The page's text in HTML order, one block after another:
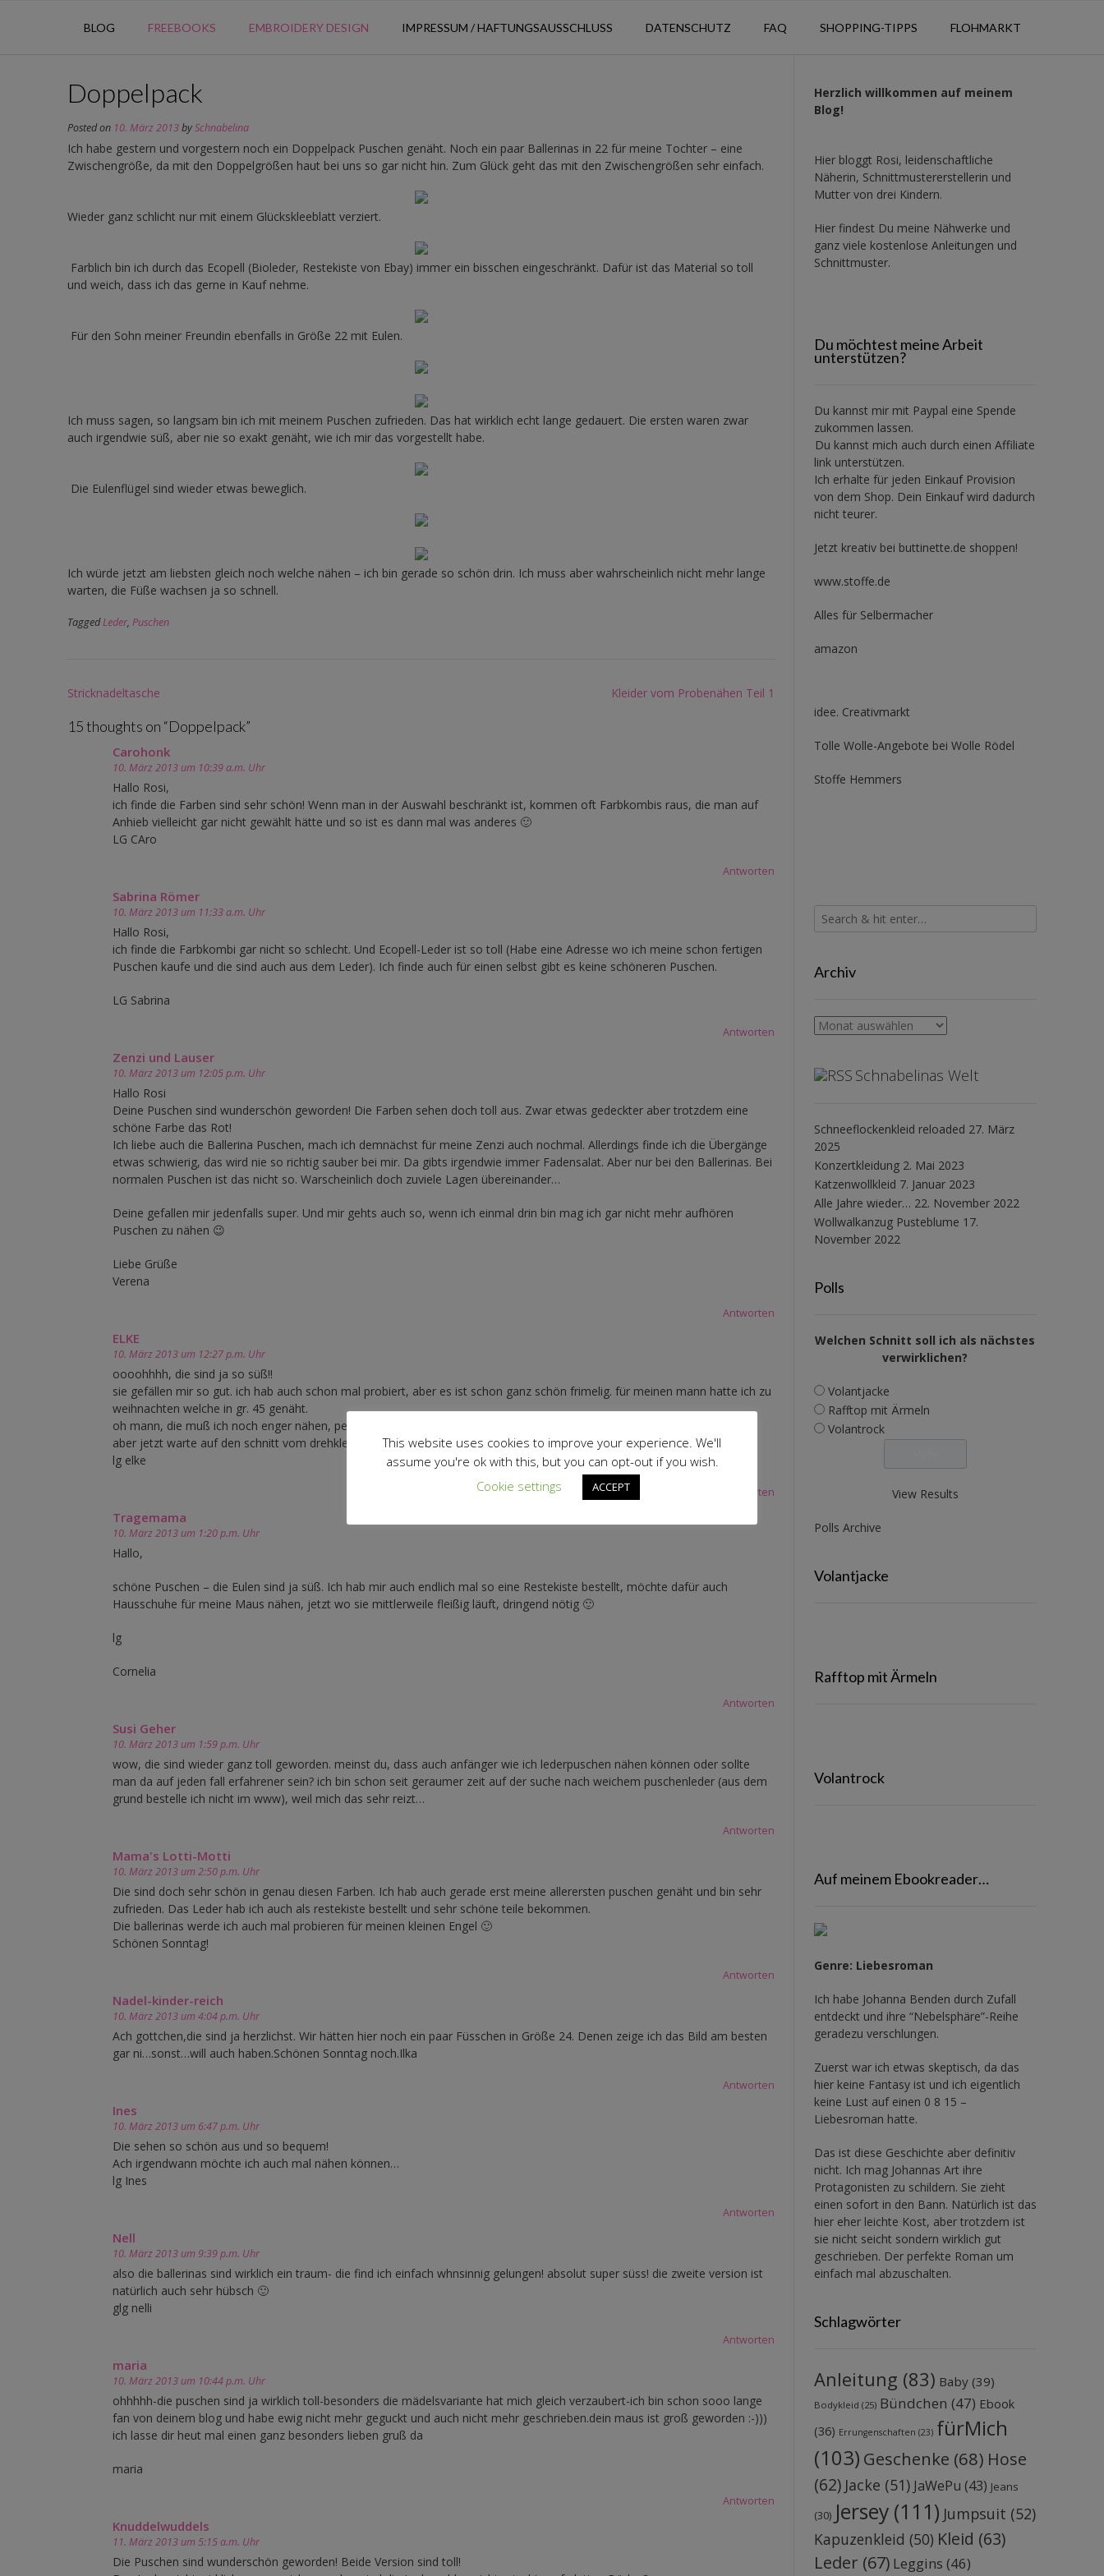
BLOG FREEBOOKS EMBROIDERY DESIGN IMPRESSUM / HAFTUNGSAUSSCHLUSS DATENSCHUTZ FAQ SHOPPING-TIPPS FLOHMARKT
Doppelpack
Posted on 10. März 2013bySchnabelina
Ich habe gestern und vorgestern noch ein Doppelpack Puschen genäht. Noch ein paar Ballerinas in 22 für meine Tochter – eine
Zwischengröße, da mit den Doppelgrößen haut bei uns so gar nicht hin. Zum Glück geht das mit den Zwischengrößen sehr einfach.
Wieder ganz schlicht nur mit einem Glückskleeblatt verziert.
Farblich bin ich durch das Ecopell (Bioleder, Restekiste von Ebay) immer ein bisschen eingeschränkt. Dafür ist das Material so toll
und weich, dass ich das gerne in Kauf nehme.
Für den Sohn meiner Freundin ebenfalls in Größe 22 mit Eulen.
Ich muss sagen, so langsam bin ich mit meinem Puschen zufrieden. Das hat wirklich echt lange gedauert. Die ersten waren zwar
auch irgendwie süß, aber nie so exakt genäht, wie ich mir das vorgestellt habe.
Die Eulenflügel sind wieder etwas beweglich.
Ich würde jetzt am liebsten gleich noch welche nähen – ich bin gerade so schön drin. Ich muss aber wahrscheinlich nicht mehr lange
warten, die Füße wachsen ja so schnell.
TaggedLeder, Puschen
Post
Stricknadeltasche Kleider vom Probenähen Teil 1
15 thoughts on “Doppelpack”
Carohonk
10. März 2013 um 10:39 a.m. Uhr
Hallo Rosi,
ich finde die Farben sind sehr schön! Wenn man in der Auswahl beschränkt ist, kommen oft Farbkombis raus, die man auf
Anhieb vielleicht gar nicht gewählt hätte und so ist es dann mal was anderes 🙂
LG CAro
Antworten
Sabrina Römer
10. März 2013 um 11:33 a.m. Uhr
Hallo Rosi,
ich finde die Farbkombi gar nicht so schlecht. Und Ecopell-Leder ist so toll (Habe eine Adresse wo ich meine schon fertigen
Puschen kaufe und die sind auch aus dem Leder). Ich finde auch für einen selbst gibt es keine schöneren Puschen.
LG Sabrina
Antworten
Zenzi und Lauser
10. März 2013 um 12:05 p.m. Uhr
Hallo Rosi
Deine Puschen sind wunderschön geworden! Die Farben sehen doch toll aus. Zwar etwas gedeckter aber trotzdem eine
schöne Farbe das Rot!
Ich liebe auch die Ballerina Puschen, mach ich demnächst für meine Zenzi auch nochmal. Allerdings finde ich die Übergänge
etwas schwierig, das wird nie so richtig sauber bei mir. Da gibts irgendwie immer Fadensalat. Aber nur bei den Ballerinas. Bei
normalen Puschen ist das nicht so. Warscheinlich doch zuviele Lagen übereinander…
Deine gefallen mir jedenfalls super. Und mir gehts auch so, wenn ich einmal drin bin mag ich gar nicht mehr aufhören
Puschen zu nähen 😉
Liebe Grüße
Verena
Antworten
ELKE
10. März 2013 um 12:27 p.m. Uhr
oooohhhh, die sind ja so süß!!
sie gefällen mir so gut. ich hab auch schon mal probiert, aber es ist schon ganz schön frimelig. für meinen mann hatte ich zu
weihnachten welche in gr. 45 genäht.
oh mann, die muß ich noch enger nähen, peinlich.
aber jetzt warte auf den schnitt vom drehkleid!!!!
lg elke
Antworten
Tragemama
10. März 2013 um 1:20 p.m. Uhr
Hallo,
schöne Puschen – die Eulen sind ja süß. Ich hab mir auch endlich mal so eine Restekiste bestellt, möchte dafür auch
Hausschuhe für meine Maus nähen, jetzt wo sie mittlerweile fleißig läuft, dringend nötig 🙂
lg
Cornelia
Antworten
Susi Geher
10. März 2013 um 1:59 p.m. Uhr
wow, die sind wieder ganz toll geworden. meinst du, dass auch anfänger wie ich lederpuschen nähen können oder sollte
man da auf jeden fall erfahrener sein? ich bin schon seit geraumer zeit auf der suche nach weichem puschenleder (aus dem
grund bestelle ich nicht im www), weil mich das sehr reizt…
Antworten
Mama's Lotti-Motti
10. März 2013 um 2:50 p.m. Uhr
Die sind doch sehr schön in genau diesen Farben. Ich hab auch gerade erst meine allerersten puschen genäht und bin sehr
zufrieden. Das Leder hab ich auch als restekiste bestellt und sehr schöne teile bekommen.
Die ballerinas werde ich auch mal probieren für meinen kleinen Engel 🙂
Schönen Sonntag!
Antworten
Nadel-kinder-reich
10. März 2013 um 4:04 p.m. Uhr
Ach gottchen,die sind ja herzlichst. Wir hätten hier noch ein paar Füsschen in Größe 24. Denen zeige ich das Bild am besten
gar ni…sonst…will auch haben.Schönen Sonntag noch.Ilka
Antworten
Ines
10. März 2013 um 6:47 p.m. Uhr
Die sehen so schön aus und so bequem!
Ach irgendwann möchte ich auch mal nähen können…
lg Ines
Antworten
Nell
10. März 2013 um 9:39 p.m. Uhr
also die ballerinas sind wirklich ein traum- die find ich einfach whnsinnig gelungen! absolut super süss! die zweite version ist
natürlich auch sehr hübsch 🙂
glg nelli
Antworten
maria
10. März 2013 um 10:44 p.m. Uhr
ohhhhh-die puschen sind ja wirklich toll-besonders die mädelsvariante hat mich gleich verzaubert-ich bin schon sooo lange
fan von deinem blog und habe ewig nicht mehr geguckt und auch nicht mehr geschrieben.dein maus ist groß geworden :-)))
ich lasse dir heut mal einen ganz besonders lieben gruß da
maria
Antworten
Knuddelwuddels
11. März 2013 um 5:15 a.m. Uhr
Die Puschen sind wunderschön geworden! Beide Version sind toll!
Herzlich willkommen auf meinem
Blog!
Hier bloggt Rosi, leidenschaftliche
Näherin, Schnittmustererstellerin und
Mutter von drei Kindern.
Hier findest Du meine Nähwerke und
ganz viele kostenlose Anleitungen und
Schnittmuster.
Du möchtest meine Arbeit
unterstützen?
Du kannst mir mit Paypal eine Spende
zukommen lassen.
Du kannst mich auch durch einen Affiliate
link unterstützen.
Ich erhalte für jeden Einkauf Provision
von dem Shop. Dein Einkauf wird dadurch
nicht teurer.
Jetzt kreativ bei buttinette.de shoppen!
www.stoffe.de
Alles für Selbermacher
amazon
idee. Creativmarkt
Tolle Wolle-Angebote bei Wolle Rödel
Stoffe Hemmers
Archiv
Archiv
Schnabelinas Welt
Schneeflockenkleid reloaded 27. März
2025
Konzertkleidung 2. Mai 2023
Katzenwollkleid 7. Januar 2023
Alle Jahre wieder… 22. November 2022
Wollwalkanzug Pusteblume 17.
November 2022
Polls
Welchen Schnitt soll ich als nächstes
verwirklichen?
Volantjacke
Rafftop mit Ärmeln
Volantrock
View Results
Polls Archive
Volantjacke
Rafftop mit Ärmeln
Volantrock
Auf meinem Ebookreader…
Genre: Liebesroman
Ich habe Johanna Benden durch Zufall
entdeckt und ihre “Nebelsphäre”-Reihe
geradezu verschlungen.
Zuerst war ich etwas skeptisch, da das
hier keine Fantasy ist und ich eigentlich
keine Lust auf einen 0 8 15 –
Liebesroman hatte.
Das ist diese Geschichte aber definitiv
nicht. Ich mag Johannas Art ihre
Protagonisten zu schildern. Sie zieht
einen sofort in den Bann. Natürlich ist das
hier eher leichte Kost, aber trotzdem ist
sie nicht seicht sondern wirklich gut
geschrieben. Der perfekte Roman um
einfach mal abzuschalten.
Schlagwörter
Anleitung (83) Baby(39)
Bodykleid (25) Bündchen (47) Ebook
(36) Errungenschaften (23) fürMich
(103) Geschenke (68) Hose
(62) Jacke (51) JaWePu (43) Jeans
(30) Jersey(111) Jumpsuit (52)
Kapuzenkleid (50) Kleid (63)
Leder (67) Leggins (46)
This website uses cookies to improve your experience. We'll
assume you're ok with this, but you can opt-out if you wish.
Cookie settings
ACCEPT